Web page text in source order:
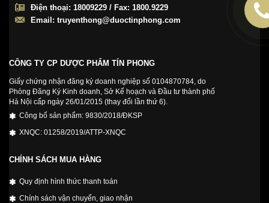
Điện thoại: 18009229 / Fax: 1800.9229
Email: truyenthong@duoctinphong.com
CÔNG TY CP DƯỢC PHẨM TÍN PHONG
Giấy chứng nhận đăng ký doanh nghiệp số 0104870784, do
Phòng Đăng Ký Kinh doanh, Sở Kế hoạch và Đầu tư thành phố
Hà Nội cấp ngày 26/01/2015 (thay đổi lần thứ 6).
Công bố sản phẩm: 9830/2018/ĐKSP
XNQC: 01258/2019/ATTP-XNQC
CHÍNH SÁCH MUA HÀNG
Quy định hình thức thanh toán
Chính sách vận chuyển, giao nhận